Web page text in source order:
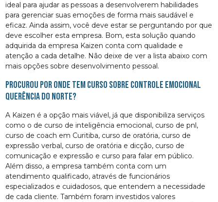
ideal para ajudar as pessoas a desenvolverem habilidades
para gerenciar suas emoções de forma mais saudável e
eficaz. Ainda assim, você deve estar se perguntando por que
deve escolher esta empresa. Bom, esta solução quando
adquirida da empresa Kaizen conta com qualidade e
atenção a cada detalhe. Não deixe de ver a lista abaixo com
mais opções sobre desenvolvimento pessoal.
Procurou por onde tem curso sobre controle emocional
Querência do Norte?
A Kaizen é a opção mais viável, já que disponibiliza serviços
como o de curso de inteligência emocional, curso de pnl,
curso de coach em Curitiba, curso de oratória, curso de
expressão verbal, curso de oratória e dicção, curso de
comunicação e expressão e curso para falar em público.
Além disso, a empresa também conta com um
atendimento qualificado, através de funcionários
especializados e cuidadosos, que entendem a necessidade
de cada cliente. Também foram investidos valores